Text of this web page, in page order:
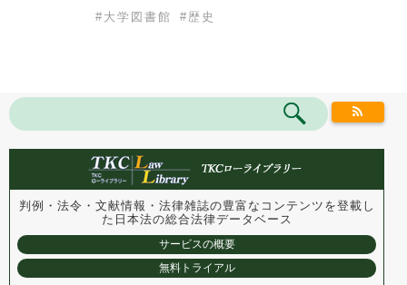
# 大学図書館 # 歴史
判例・法令・文献情報・法律雑誌の豊富なコンテンツを登載し
た 日本法の総合法律データベース
サービスの概要
無料トライアル